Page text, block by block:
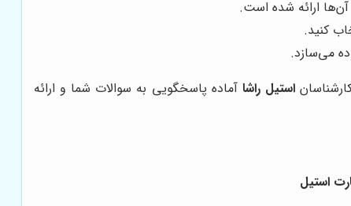
کنید.
می‌سازد.
استیل راشا آماده پاسخگویی به سوالات شما و ارائه